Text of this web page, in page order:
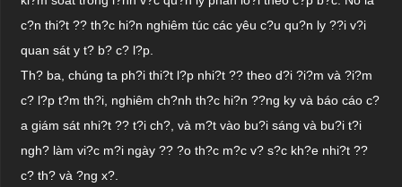
c?n thi?t ?? th?c hi?n nghiêm túc các yêu c?u qu?n ly ??i v?i
quan sát y t? b? c? l?p.
Th? ba, chúng ta ph?i thi?t l?p nhi?t ?? theo d?i ?i?m và ?i?m
c? l?p t?m th?i, nghiêm ch?nh th?c hi?n ??ng ky và báo cáo c?
a giám sát nhi?t ?? t?i ch?, và m?t vào bu?i sáng và bu?i t?i
ngh? làm vi?c m?i ngày ?? ?o th?c m?c v? s?c kh?e nhi?t ??
c? th? và ?ng x?.